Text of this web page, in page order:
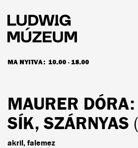
tartalomra
MA NYITVA: 10.00 - 18.00
NYITVATARTÁS ÉS JEGYÁRAK
MAURER DÓRA
SÍK, SZÁRNYAS
akril, falemez